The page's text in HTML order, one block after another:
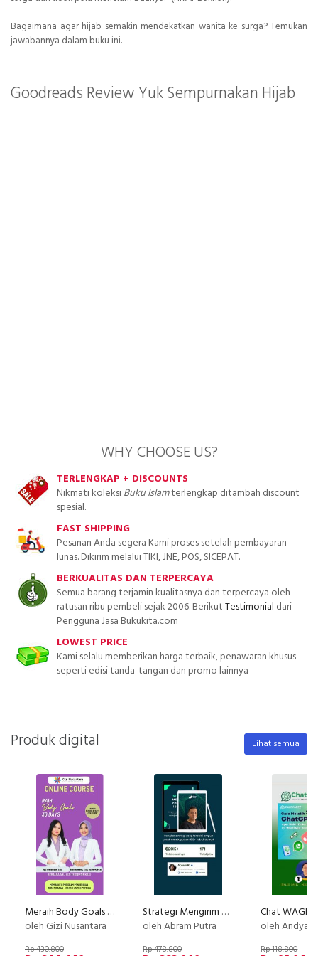
Bagaimana agar hijab semakin mendekatkan wanita ke surga? Temukan
jawabannya dalam buku ini.
Goodreads Review Yuk Sempurnakan Hijab
WHY CHOOSE US?
TERLENGKAP + DISCOUNTS
Nikmati koleksiBuku Islamterlengkap ditambah discount
spesial.
FAST SHIPPING
Pesanan Anda segera Kami proses setelah pembayaran
lunas. Dikirim melalui TIKI, JNE, POS, SICEPAT.
BERKUALITAS DAN TERPERCAYA
Semua barang terjamin kualitasnya dan terpercaya oleh
ratusan ribu pembeli sejak 2006. BerikutTestimonial dari
Pengguna Jasa Bukukita.com
LOWEST PRICE
Kami selalu memberikan harga terbaik, penawaran khusus
seperti edisi tanda-tangan dan promo lainnya
Produk digital Lihat semua
Meraih Body Goals dalam 30 hari bersama Ahli Gizi
oleh Gizi Nusantara
Rp 430.800
Strategi Mengirim Proposal 100+ Job
oleh Abram Putra
Rp 478.800
Chat WAGPT
oleh Andya
Rp 118.800